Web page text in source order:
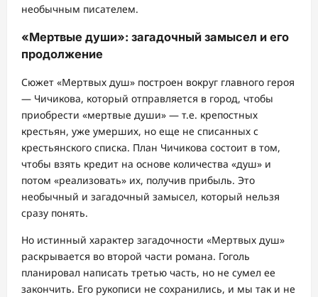
необычным писателем.
«Мертвые души»: загадочный замысел и его
продолжение
Сюжет «Мертвых душ» построен вокруг главного героя
— Чичикова, который отправляется в город, чтобы
приобрести «мертвые души» — т.е. крепостных
крестьян, уже умерших, но еще не списанных с
крестьянского списка. План Чичикова состоит в том,
чтобы взять кредит на основе количества «душ» и
потом «реализовать» их, получив прибыль. Это
необычный и загадочный замысел, который нельзя
сразу понять.
Но истинный характер загадочности «Мертвых душ»
раскрывается во второй части романа. Гоголь
планировал написать третью часть, но не сумел ее
закончить. Его рукописи не сохранились, и мы так и не